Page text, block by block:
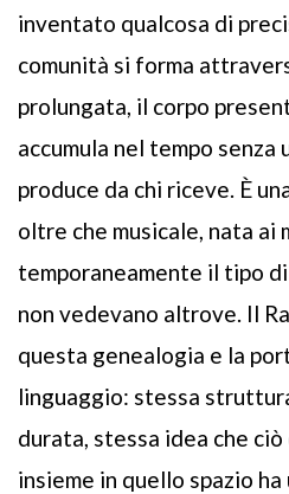
inventato qualcosa di
comunità si forma
prolungata, il corpo
accumula nel tempo senza
produce da chi riceve. È
oltre che musicale, nata ai
temporaneamente il tipo
non vedevano altrove. Il
questa genealogia e la
linguaggio: stessa
durata, stessa idea che
insieme in quello spazio